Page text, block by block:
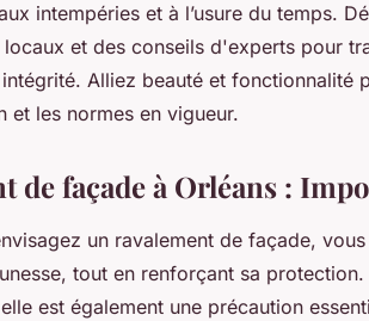
intempéries et à l’usure du temps.
locaux et des conseils d'experts pour
Alliez beauté et fonctionnalité
et les normes en vigueur.
de façade à Orléans :
un ravalement de façade,
tout en renforçant sa
est également une précaution